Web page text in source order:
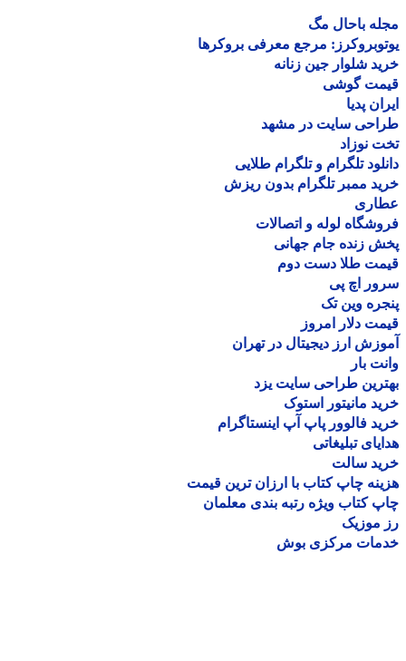
باحال مگ
مرجع معرفی بروکرها
شلوار جین زنانه
گوشی
پدیا
سایت در مشهد
نوزاد
تلگرام و تلگرام طلایی
ممبر تلگرام بدون ریزش
لوله و اتصالات
زنده جام جهانی
طلا دست دوم
اچ پی
وین تک
دلار امروز
ارز دیجیتال در تهران
بار
طراحی سایت یزد
مانیتور استوک
فالوور پاپ آپ اینستاگرام
تبلیغاتی
سالت
چاپ کتاب با ارزان ترین قیمت
کتاب ویژه رتبه بندی معلمان
موزیک
مرکزی بوش